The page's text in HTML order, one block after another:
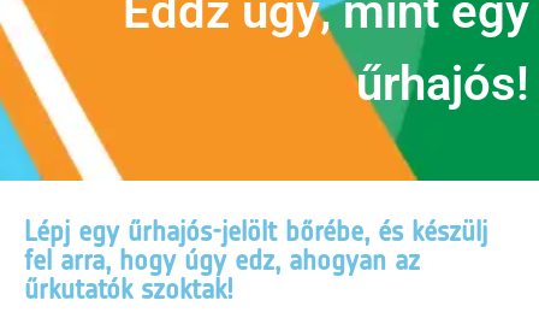
Eddz úgy, mint egy
űrhajós!
Lépj egy űrhajós-jelölt bőrébe, és készülj
fel arra, hogy úgy edz, ahogyan az
űrkutatók szoktak!